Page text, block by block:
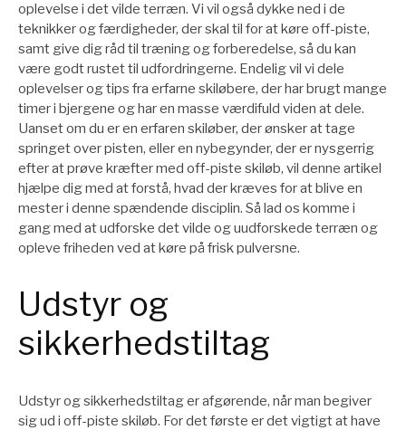
oplevelse i det vilde terræn. Vi vil også dykke ned i de
teknikker og færdigheder, der skal til for at køre off-piste,
samt give dig råd til træning og forberedelse, så du kan
være godt rustet til udfordringerne. Endelig vil vi dele
oplevelser og tips fra erfarne skiløbere, der har brugt mange
timer i bjergene og har en masse værdifuld viden at dele.
Uanset om du er en erfaren skiløber, der ønsker at tage
springet over pisten, eller en nybegynder, der er nysgerrig
efter at prøve kræfter med off-piste skiløb, vil denne artikel
hjælpe dig med at forstå, hvad der kræves for at blive en
mester i denne spændende disciplin. Så lad os komme i
gang med at udforske det vilde og uudforskede terræn og
opleve friheden ved at køre på frisk pulversne.
Udstyr og
sikkerhedstiltag
Udstyr og sikkerhedstiltag er afgørende, når man begiver
sig ud i off-piste skiløb. For det første er det vigtigt at have